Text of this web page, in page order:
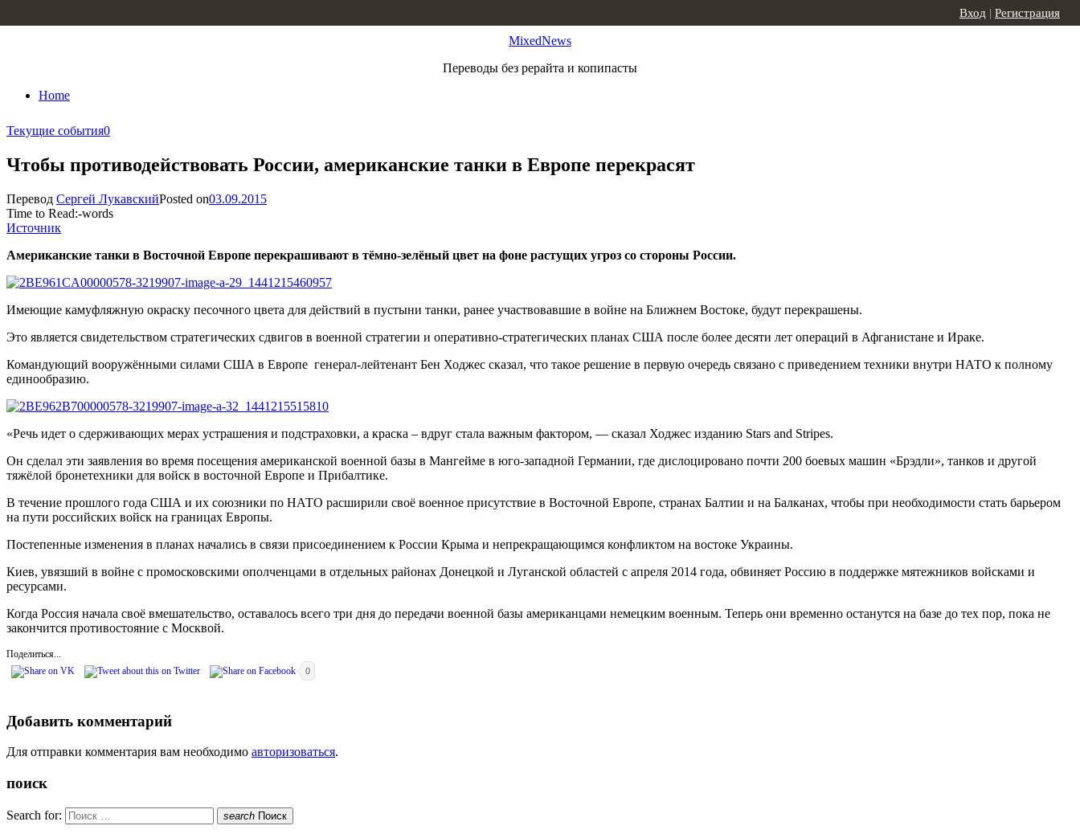
MixedNews
Переводы без рерайта и копипасты
Home
Вход | Регистрация
Текущие события0
Чтобы противодействовать России, американские танки в Европе перекрасят
Перевод Сергей ЛукавскийPosted on03.09.2015
Time to Read:-words
Источник
Американские танки в Восточной Европе перекрашивают в тёмно-зелёный цвет на фоне растущих угроз со стороны России.
Имеющие камуфляжную окраску песочного цвета для действий в пустыни танки, ранее участвовавшие в войне на Ближнем Востоке, будут перекрашены.
Это является свидетельством стратегических сдвигов в военной стратегии и оперативно-стратегических планах США после более десяти лет операций в Афганистане и Ираке.
Командующий вооружёнными силами США в Европе генерал-лейтенант Бен Ходжес сказал, что такое решение в первую очередь связано с приведением техники внутри НАТО к полному
единообразию.
«Речь идет о сдерживающих мерах устрашения и подстраховки, а краска – вдруг стала важным фактором, — сказал Ходжес изданию Stars and Stripes.
Он сделал эти заявления во время посещения американской военной базы в Мангейме в юго-западной Германии, где дислоцировано почти 200 боевых машин «Брэдли», танков и другой
тяжёлой бронетехники для войск в восточной Европе и Прибалтике.
В течение прошлого года США и их союзники по НАТО расширили своё военное присутствие в Восточной Европе, странах Балтии и на Балканах, чтобы при необходимости стать барьером
на пути российских войск на границах Европы.
Постепенные изменения в планах начались в связи присоединением к России Крыма и непрекращающимся конфликтом на востоке Украины.
Киев, увязший в войне с промосковскими ополченцами в отдельных районах Донецкой и Луганской областей с апреля 2014 года, обвиняет Россию в поддержке мятежников войсками и
ресурсами.
Когда Россия начала своё вмешательство, оставалось всего три дня до передачи военной базы американцами немецким военным. Теперь они временно останутся на базе до тех пор, пока не
закончится противостояние с Москвой.
Поделиться...
0
Добавить комментарий
Для отправки комментария вам необходимо авторизоваться.
поиск
Search for: search Поиск